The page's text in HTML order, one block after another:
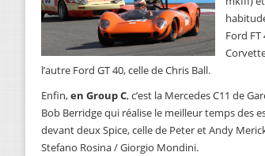
Ford
l’autre Ford GT 40, celle de Chris Ball.
Enfin,en Group C, c’est la Mercedes C11 de
Bob Berridge qui réalise le meilleur temps des
devant deux Spice, celle de Peter et Andy
Stefano Rosina / Giorgio Mondini.